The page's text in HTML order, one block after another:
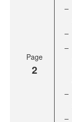
Page
2